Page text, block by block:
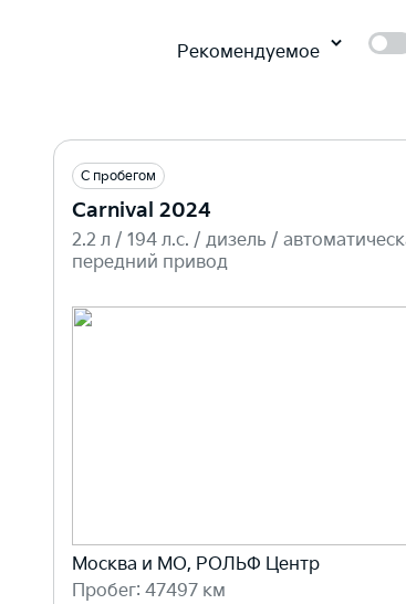
Рекомендуемое
С пробегом
Carnival 2024
2.2 л / 194 л.c. / дизель /
передний привод
Москва и МО, РОЛЬФ Центр
Пробег: 47497 км